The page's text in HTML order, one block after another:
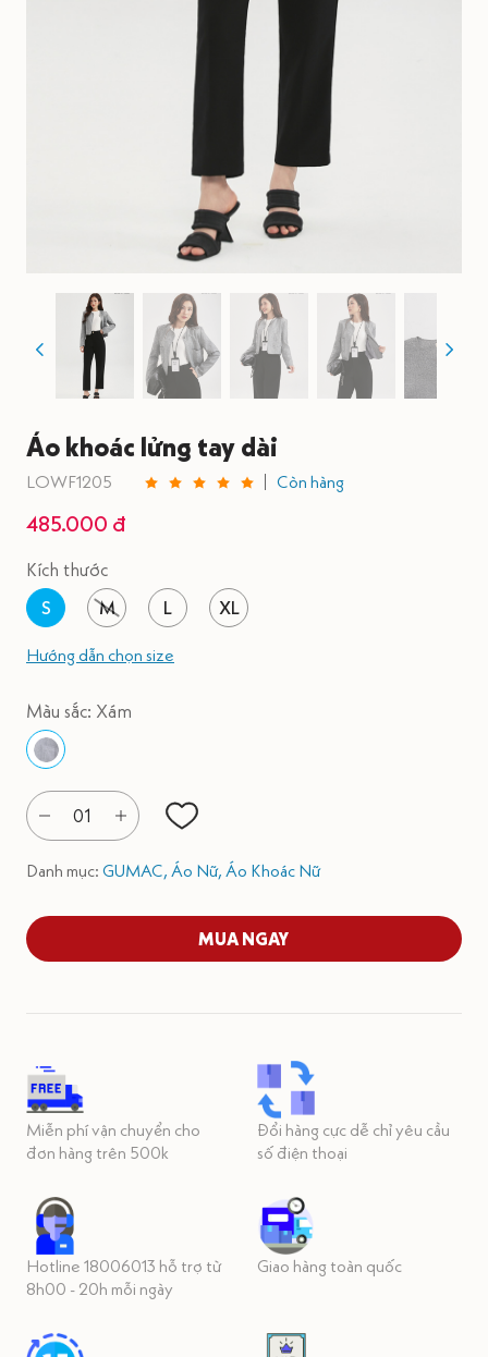
Áo khoác lửng tay dài
LOWF1205 Còn hàng
485.000 đ
Kích thước
S
M L XL
Hướng dẫn chọn size
Màu sắc: Xám
01
Danh mục: GUMAC, Áo Nữ, Áo Khoác Nữ
MUA NGAY
Miễn phí vận chuyển cho
đơn hàng trên 500k
Đổi hàng cực dễ chỉ yêu cầu
số điện thoại
Hotline 18006013 hỗ trợ từ
8h00 - 20h mỗi ngày
Giao hàng toàn quốc